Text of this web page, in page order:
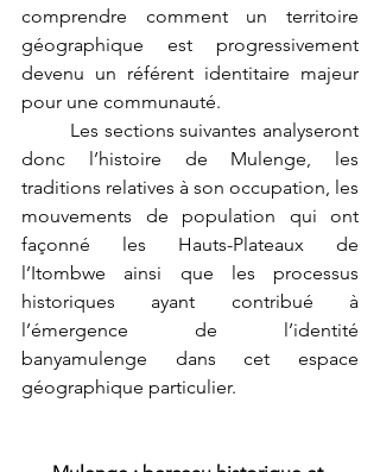
comprendre comment un territoire
géographique est progressivement
devenu un référent identitaire majeur
pour une communauté.
donc l’histoire de Mulenge, les
traditions relatives à son occupation, les
mouvements de population qui ont
façonné les Hauts-Plateaux de
l’Itombwe ainsi que les processus
historiques ayant contribué à
l’émergence de l’identité
banyamulenge dans cet espace
géographique particulier.